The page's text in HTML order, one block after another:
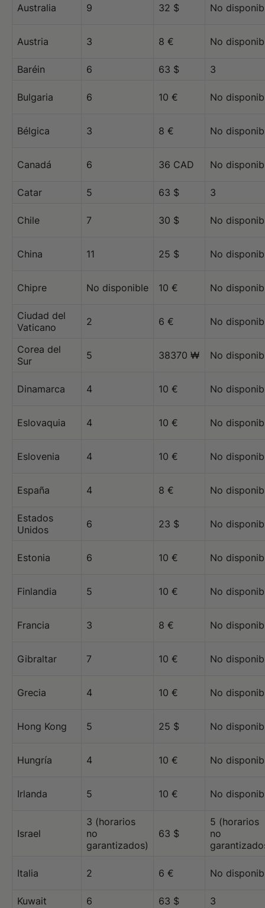
Australia 9 32 $ No
Austria 3 8 € No
Baréin 6 63 $ 3
Bulgaria 6 10 € No
Bélgica 3 8 € No
Canadá 6 36 CAD No
Catar 5 63 $ 3
Chile 7 30 $ No
China 11 25 $ No
Chipre No disponible 10 € No
Ciudad del
Vaticano
2 6 € No
Corea del
Sur
5 38370 ₩ No
Dinamarca 4 10 € No
Eslovaquia 4 10 € No
Eslovenia 4 10 € No
España 4 8 € No
Estados
Unidos
6 23 $ No
Estonia 6 10 € No
Finlandia 5 10 € No
Francia 3 8 € No
Gibraltar 7 10 € No
Grecia 4 10 € No
Hong Kong 5 25 $ No
Hungría 4 10 € No
Irlanda 5 10 € No
Israel
3 (horarios
no
garantizados)
63 $
5 (horarios
no
Italia 2 6 € No
Kuwait 6 63 $ 3